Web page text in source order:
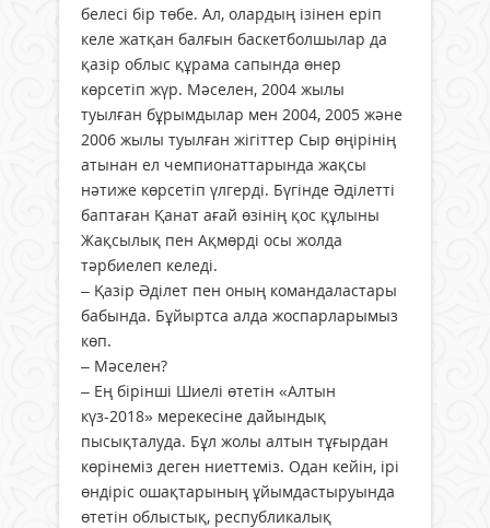
белесі бір төбе. Ал, олар­дың ізінен еріп
келе жатқан балғын баскетболшылар да
қазір облыс құрама сапында өнер
көрсетіп жүр. Мәселен, 2004 жылы
туылған бұрымдылар мен 2004, 2005 және
2006 жылы туылған жігіттер Сыр өңірінің
атынан ел чемпионаттарында жақсы
нәтиже көрсетіп үлгерді. Бүгінде Әділетті
баптаған Қанат ағай өзінің қос құлыны
Жақсылық пен Ақмөрді осы жолда
тәрбиелеп келеді.
– Қазір Әділет пен оның командаластары
бабында. Бұйыртса алда жоспарларымыз
көп.
– Мәселен?
– Ең бірінші Шиелі өтетін «Алтын
күз-2018» мерекесіне дайындық
пысықталуда. Бұл жолы алтын тұғырдан
көрінеміз деген ниеттеміз. Одан кейін, ірі
өндіріс ошақтарының ұйымдастыруында
өтетін облыстық, республикалық